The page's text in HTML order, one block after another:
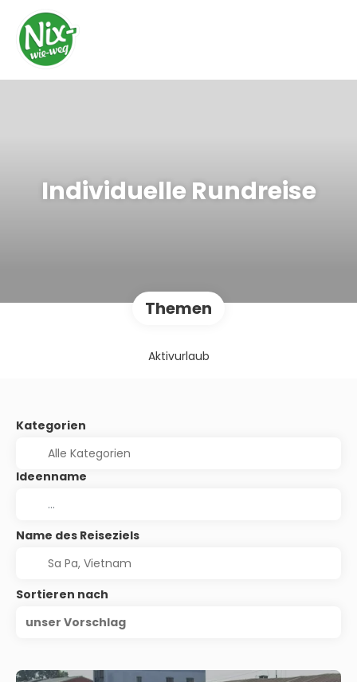
Individuelle Rundreise
Themen
Aktivurlaub
Kategorien
Ideenname
Name des Reiseziels
Sortieren nach
unser Vorschlag